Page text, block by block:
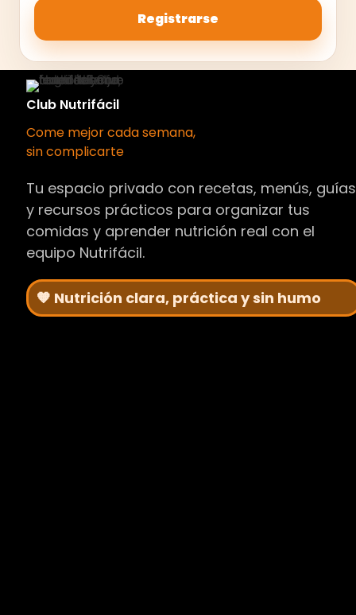
Club Nutrifácil
Come mejor cada semana,
sin complicarte
Tu espacio privado con recetas, menús, guías
y recursos prácticos para organizar tus
comidas y aprender nutrición real con el
equipo Nutrifácil.
🧡 Nutrición clara, práctica y sin humo